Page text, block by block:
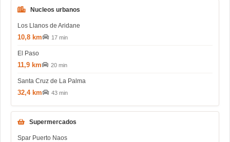
Nucleos urbanos
Los Llanos de Aridane
10,8 km 17 min
El Paso
11,9 km 20 min
Santa Cruz de La Palma
32,4 km 43 min
Supermercados
Spar Puerto Naos